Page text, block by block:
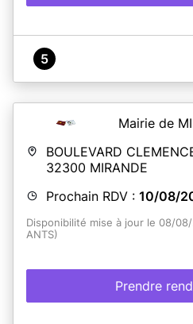
5
Mairie de
BOULEVARD
32300 MIRANDE
Prochain RDV : 10/08/
Disponibilité mise à jour le 08/
ANTS)
Prendre